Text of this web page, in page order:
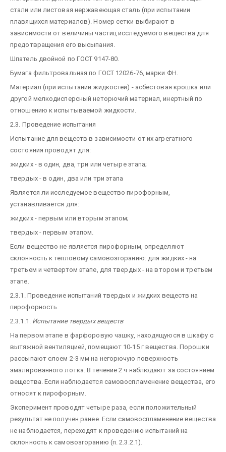
стали или листовая нержавеющая сталь (при испытании
плавящихся материалов). Номер сетки выбирают в
зависимости от величины частиц исследуемого вещества для
предотвращения его высыпания.
Шпатель двойной по ГОСТ 9147-80.
Бумага фильтровальная по ГОСТ 12026-76, марки ФН.
Материал (при испытании жидкостей) - асбестовая крошка или
другой мелкодисперсный неторючий материал, инертный по
отношению к испытываемой жидкости.
2.3. Проведение испытания
Испытание для веществ в зависимости от их агрегатного
состояния проводят для:
жидких - в один, два, три или четыре этапа;
твердых - в один, два или три этапа
Является ли исследуемое вещество пирофорным,
устанавливается для:
жидких - первым или вторым этапом;
твердых - первым этапом.
Если вещество не является пирофорным, определяют
склонность к тепловому самовозгоранию: для жидких - на
третьем и четвертом этапе, для твердых - на втором и третьем
этапе.
2.3.1. Проведение испытаний твердых и жидких веществ на
пирофорность.
2.3.1.1. Испытание твердых веществ
На первом этапе в фарфоровую чашку, находящуюся в шкафу с
вытяжной вентиляцией, помещают 10-15 г вещества. Порошки
рассыпают слоем 2-3 мм на негорючую поверхность
эмалированного лотка. В течение 2 ч наблюдают за состоянием
вещества. Если наблюдается самовоспламенение вещества, его
относят к пирофорным.
Эксперимент проводят четыре раза, если положительный
результат не получен ранее. Если самовоспламенение вещества
не наблюдается, переходят к проведению испытаний на
склонность к самовозгоранию (п. 2.3.2.1).